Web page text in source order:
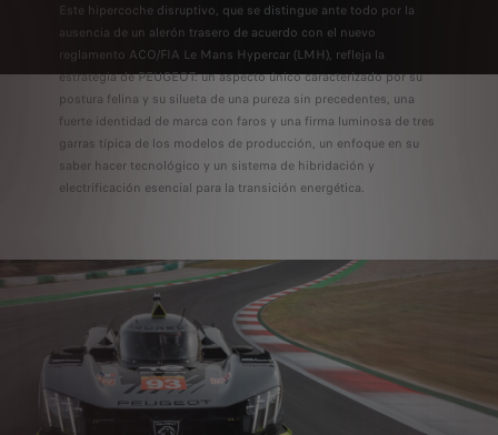
Este hipercoche disruptivo, que se distingue ante todo por la
ausencia de un alerón trasero de acuerdo con el nuevo
reglamento ACO/FIA Le Mans Hypercar (LMH), refleja la
estrategia de PEUGEOT: un aspecto único caracterizado por su
postura felina y su silueta de una pureza sin precedentes, una
fuerte identidad de marca con faros y una firma luminosa de tres
garras típica de los modelos de producción, un enfoque en su
saber hacer tecnológico y un sistema de hibridación y
electrificación esencial para la transición energética.